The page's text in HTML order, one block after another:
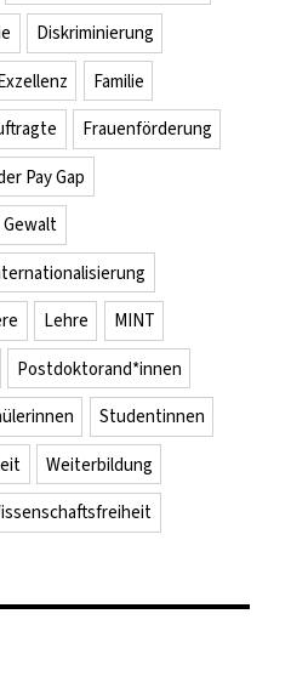
Diskriminierung
Familie
Frauenförderung
Pay Gap
Gewalt
Lehre
MINT
Postdoktorand*innen
Studentinnen
Weiterbildung